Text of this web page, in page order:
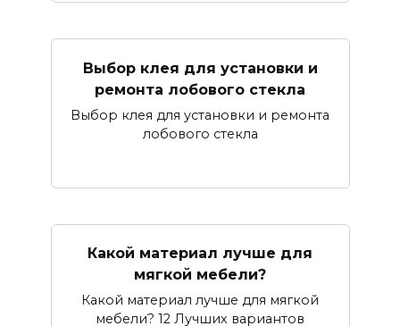
Выбор клея для установки и
ремонта лобового стекла
Выбор клея для установки и ремонта
лобового стекла
Какой материал лучше для
мягкой мебели?
Какой материал лучше для мягкой
мебели? 12 Лучших вариантов